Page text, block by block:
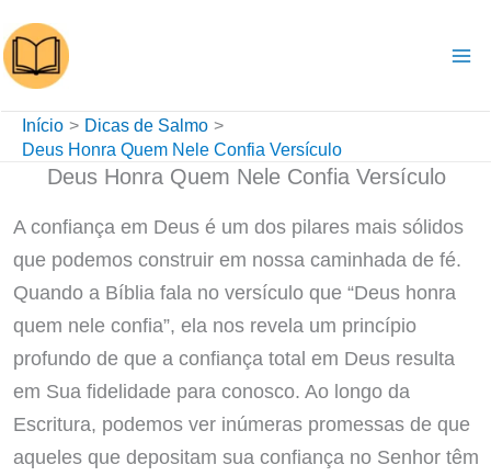
para
o
conteúdo
Início
Dicas de Salmo
Deus Honra Quem Nele Confia Versículo
Deus Honra Quem Nele Confia Versículo
A confiança em Deus é um dos pilares mais sólidos
que podemos construir em nossa caminhada de fé.
Quando a Bíblia fala no versículo que “Deus honra
quem nele confia”, ela nos revela um princípio
profundo de que a confiança total em Deus resulta
em Sua fidelidade para conosco. Ao longo da
Escritura, podemos ver inúmeras promessas de que
aqueles que depositam sua confiança no Senhor têm